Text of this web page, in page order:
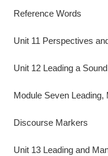
Reference Words
Unit 11 Perspectives
Unit 12 Leading a
Module Seven Leading,
Discourse Markers
Unit 13 Leading and